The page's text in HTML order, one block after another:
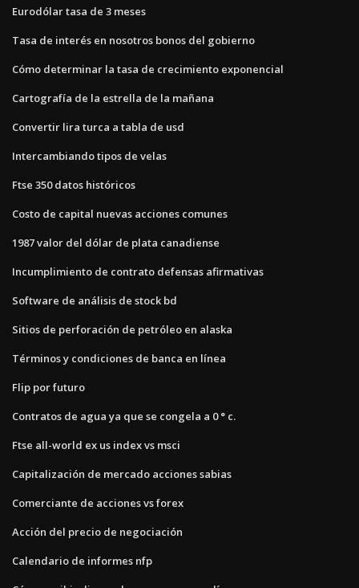
Eurodólar tasa de 3 meses
Tasa de interés en nosotros bonos del gobierno
Cómo determinar la tasa de crecimiento exponencial
Cartografía de la estrella de la mañana
Convertir lira turca a tabla de usd
Intercambiando tipos de velas
Ftse 350 datos históricos
Costo de capital nuevas acciones comunes
1987 valor del dólar de plata canadiense
Incumplimiento de contrato defensas afirmativas
Software de análisis de stock bd
Sitios de perforación de petróleo en alaska
Términos y condiciones de banca en línea
Flip por futuro
Contratos de agua ya que se congela a 0 ° c.
Ftse all-world ex us index vs msci
Capitalización de mercado acciones sabias
Comerciante de acciones vs forex
Acción del precio de negociación
Calendario de informes nfp